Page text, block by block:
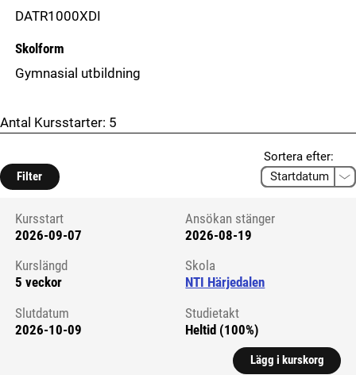
DATR1000XDI
Skolform
Gymnasial utbildning
Antal Kursstarter: 5
Filter
Sortera efter:
Kursstart 6294048
Kursstart
2026-09-07
Ansökan stänger
2026-08-19
Kurslängd
5 veckor
Skola
NTI Härjedalen
Slutdatum
2026-10-09
Studietakt
Heltid (100%)
Lägg i kurskorg